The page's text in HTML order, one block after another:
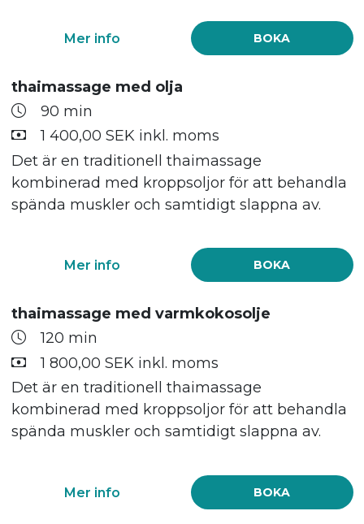
BOKA
Mer info
thaimassage med olja
90 min
1 400,00 SEK inkl. moms
Det är en traditionell thaimassage
kombinerad med kroppsoljor för att behandla
spända muskler och samtidigt slappna av.
BOKA
Mer info
thaimassage med varmkokosolje
120 min
1 800,00 SEK inkl. moms
Det är en traditionell thaimassage
kombinerad med kroppsoljor för att behandla
spända muskler och samtidigt slappna av.
BOKA
Mer info